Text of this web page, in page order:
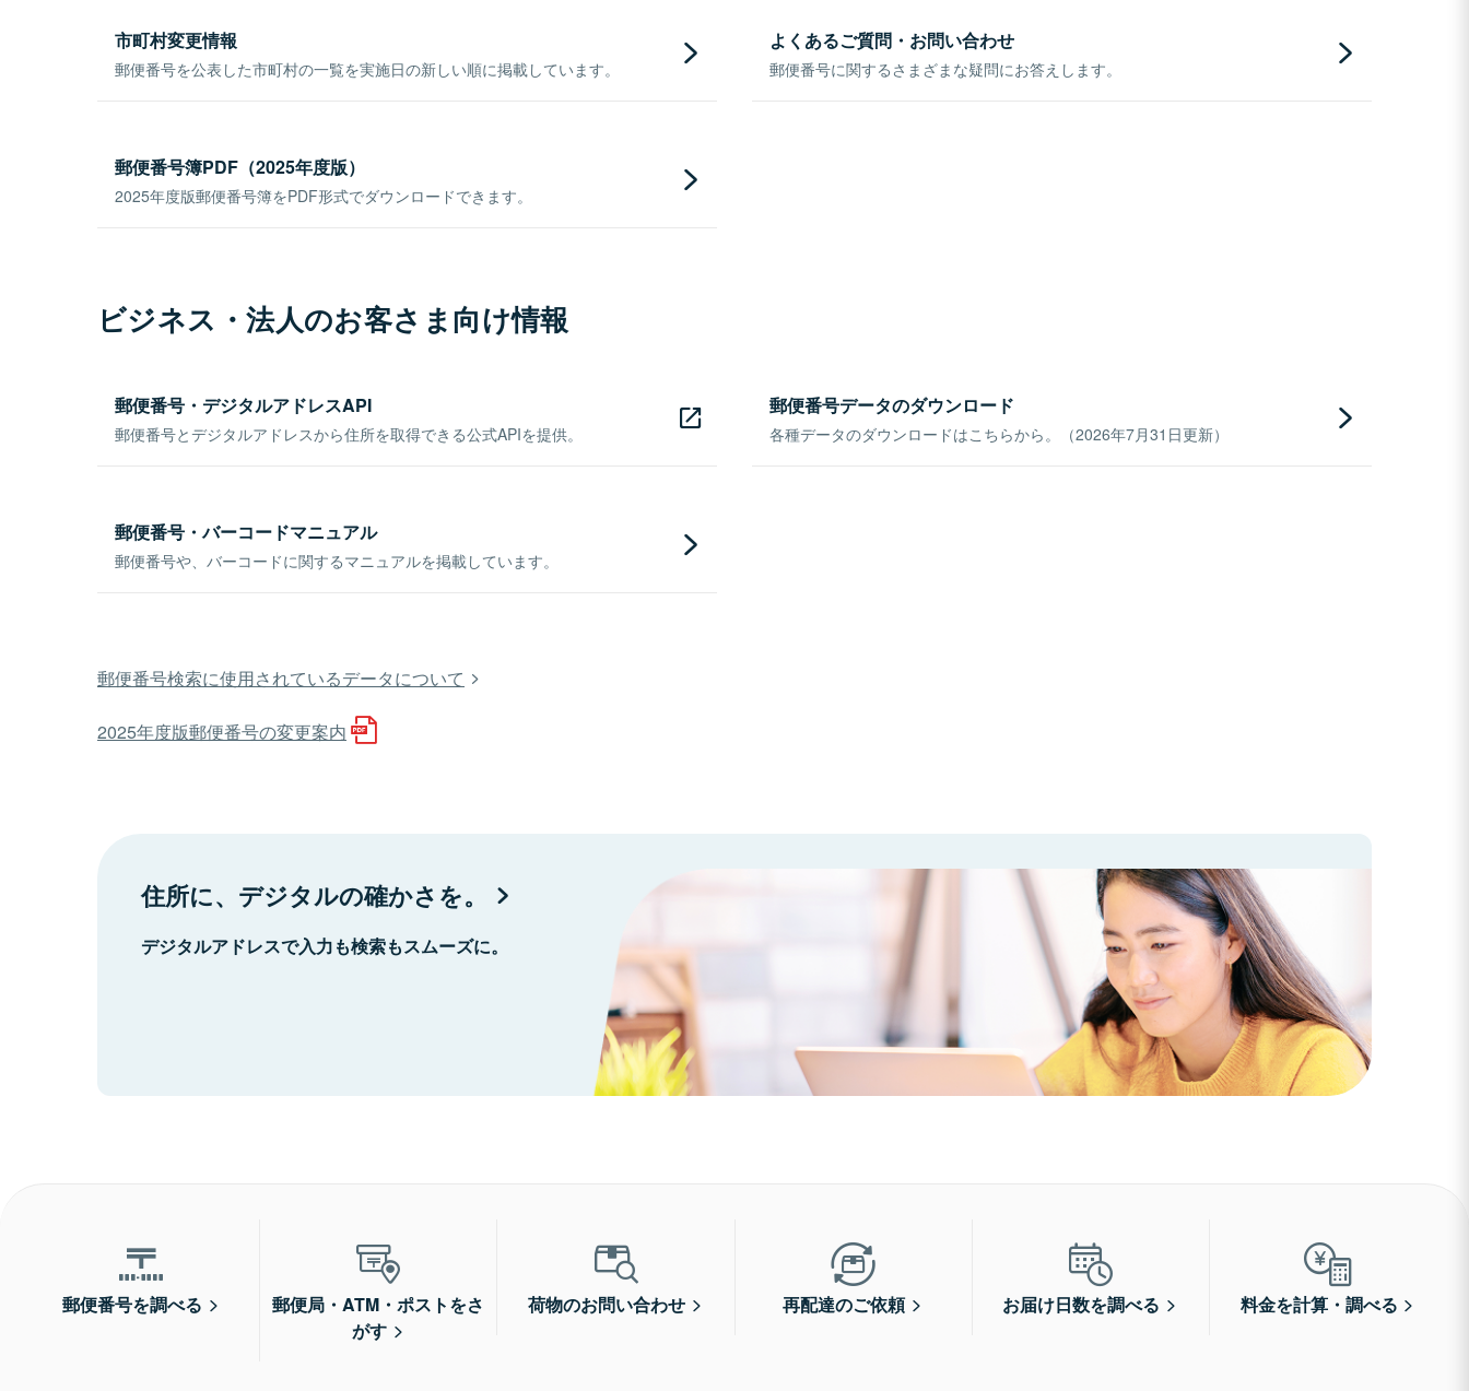
市町村変更情報
郵便番号を公表した市町村の一覧を実施日の新しい順に掲載しています。
よくあるご質問・お問い合わせ
郵便番号に関するさまざまな疑問にお答えします。
郵便番号簿PDF（2025年度版）
2025年度版郵便番号簿をPDF形式でダウンロードできます。
ビジネス・法人のお客さま向け情報
郵便番号・デジタルアドレスAPI
郵便番号とデジタルアドレスから住所を取得できる公式APIを提供。
郵便番号データのダウンロード
各種データのダウンロードはこちらから。（2026年7月31日更新）
郵便番号・バーコードマニュアル
郵便番号や、バーコードに関するマニュアルを掲載しています。
郵便番号検索に使用されているデータについて
2025年度版郵便番号の変更案内
住所に、デジタルの確かさを。
デジタルアドレスで入力も検索もスムーズに。
郵便番号を調べる
郵便局・ATM・ポストをさ
がす
荷物のお問い合わせ 再配達のご依頼 お届け日数を調べる 料金を計算・調べる